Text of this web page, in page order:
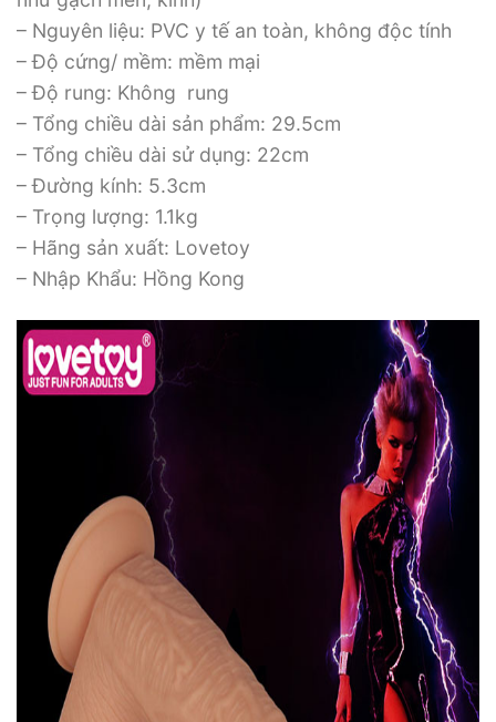
– Nguyên liệu: PVC y tế an toàn, không độc tính
– Độ cứng/ mềm: mềm mại
– Độ rung: Không rung
– Tổng chiều dài sản phẩm: 29.5cm
– Tổng chiều dài sử dụng: 22cm
– Đường kính: 5.3cm
– Trọng lượng: 1.1kg
– Hãng sản xuất: Lovetoy
– Nhập Khẩu: Hồng Kong